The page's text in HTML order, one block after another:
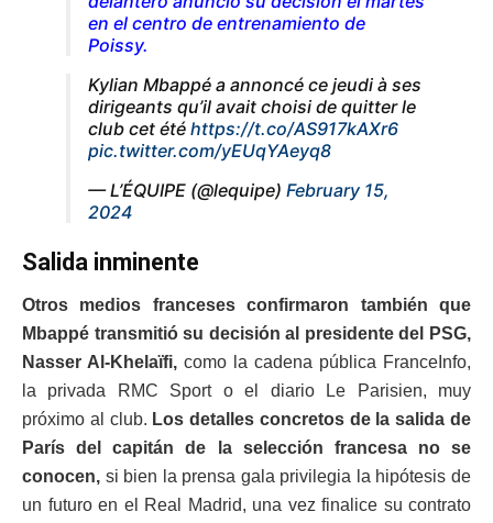
en el centro de entrenamiento de
Poissy.
Kylian Mbappé a annoncé ce jeudi à ses
dirigeants qu’il avait choisi de quitter le
club cet été https://t.co/AS917kAXr6
pic.twitter.com/yEUqYAeyq8
— L’ÉQUIPE (@lequipe) February 15,
2024
Salida inminente
Otros medios franceses confirmaron también que
Mbappé transmitió su decisión al presidente del PSG,
Nasser Al-Khelaïfi, como la cadena pública FranceInfo,
la privada RMC Sport o el diario Le Parisien, muy
próximo al club. Los detalles concretos de la salida de
París del capitán de la selección francesa no se
conocen, si bien la prensa gala privilegia la hipótesis de
un futuro en el Real Madrid, una vez finalice su contrato